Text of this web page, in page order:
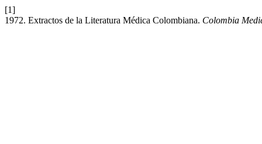
[1]
1972. Extractos de la Literatura Médica Colombiana. Colombia